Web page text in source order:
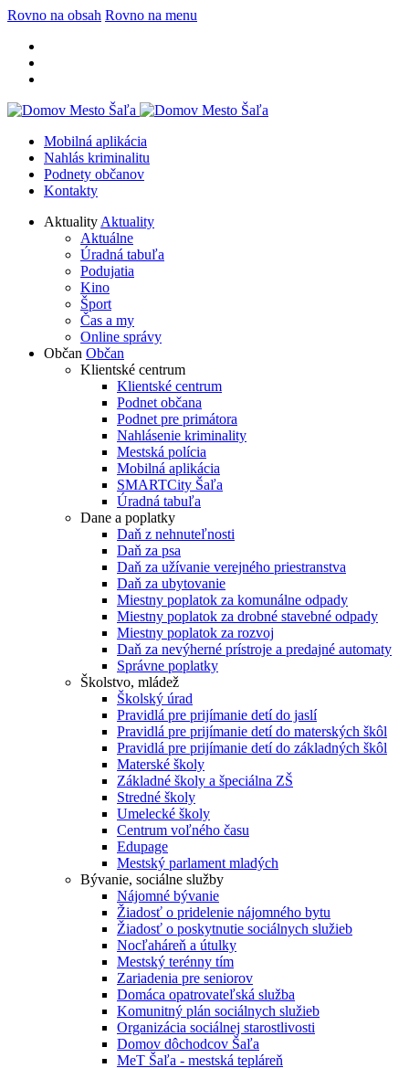
Rovno na obsah Rovno na menu
Mobilná aplikácia
Nahlás kriminalitu
Podnety občanov
Kontakty
Aktuality Aktuality
Aktuálne
Úradná tabuľa
Podujatia
Kino
Šport
Čas a my
Online správy
Občan Občan
Klientské centrum
Klientské centrum
Podnet občana
Podnet pre primátora
Nahlásenie kriminality
Mestská polícia
Mobilná aplikácia
SMARTCity Šaľa
Úradná tabuľa
Dane a poplatky
Daň z nehnuteľnosti
Daň za psa
Daň za užívanie verejného priestranstva
Daň za ubytovanie
Miestny poplatok za komunálne odpady
Miestny poplatok za drobné stavebné odpady
Miestny poplatok za rozvoj
Daň za nevýherné prístroje a predajné automaty
Správne poplatky
Školstvo, mládež
Školský úrad
Pravidlá pre prijímanie detí do jaslí
Pravidlá pre prijímanie detí do materských škôl
Pravidlá pre prijímanie detí do základných škôl
Materské školy
Základné školy a špeciálna ZŠ
Stredné školy
Umelecké školy
Centrum voľného času
Edupage
Mestský parlament mladých
Bývanie, sociálne služby
Nájomné bývanie
Žiadosť o pridelenie nájomného bytu
Žiadosť o poskytnutie sociálnych služieb
Nocľaháreň a útulky
Mestský terénny tím
Zariadenia pre seniorov
Domáca opatrovateľská služba
Komunitný plán sociálnych služieb
Organizácia sociálnej starostlivosti
Domov dôchodcov Šaľa
MeT Šaľa - mestská tepláreň